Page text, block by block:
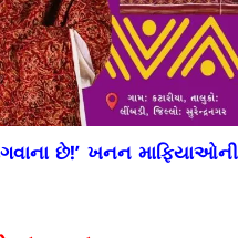
છે!’ ખનન માફિયાઓની